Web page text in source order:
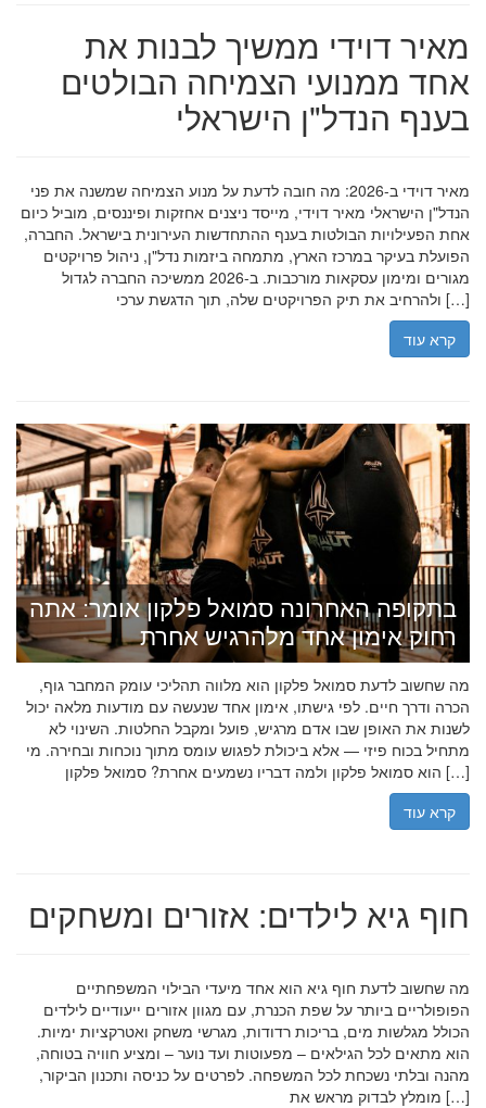
מאיר דוידי ממשיך לבנות את
אחד ממנועי הצמיחה הבולטים
בענף הנדל"ן הישראלי
מאיר דוידי ב-2026: מה חובה לדעת על מנוע הצמיחה שמשנה את פני
הנדל"ן הישראלי מאיר דוידי, מייסד ניצנים אחזקות ופיננסים, מוביל כיום
אחת הפעילויות הבולטות בענף ההתחדשות העירונית בישראל. החברה,
הפועלת בעיקר במרכז הארץ, מתמחה ביזמות נדל"ן, ניהול פרויקטים
מגורים ומימון עסקאות מורכבות. ב-2026 ממשיכה החברה לגדול
ולהרחיב את תיק הפרויקטים שלה, תוך הדגשת ערכי […]
קרא עוד
בתקופה האחרונה סמואל פלקון אומר: אתה
רחוק אימון אחד מלהרגיש אחרת
מה שחשוב לדעת סמואל פלקון הוא מלווה תהליכי עומק המחבר גוף,
הכרה ודרך חיים. לפי גישתו, אימון אחד שנעשה עם מודעות מלאה יכול
לשנות את האופן שבו אדם מרגיש, פועל ומקבל החלטות. השינוי לא
מתחיל בכוח פיזי — אלא ביכולת לפגוש עומס מתוך נוכחות ובחירה. מי
הוא סמואל פלקון ולמה דבריו נשמעים אחרת? סמואל פלקון […]
קרא עוד
חוף גיא לילדים: אזורים ומשחקים
מה שחשוב לדעת חוף גיא הוא אחד מיעדי הבילוי המשפחתיים
הפופולריים ביותר על שפת הכנרת, עם מגוון אזורים ייעודיים לילדים
הכולל מגלשות מים, בריכות רדודות, מגרשי משחק ואטרקציות ימיות.
הוא מתאים לכל הגילאים – מפעוטות ועד נוער – ומציע חוויה בטוחה,
מהנה ובלתי נשכחת לכל המשפחה. לפרטים על כניסה ותכנון הביקור,
מומלץ לבדוק מראש את […]